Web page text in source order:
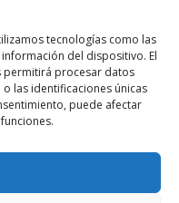
tecnologías como las
del dispositivo. El
permitirá procesar datos
las identificaciones únicas
puede afectar